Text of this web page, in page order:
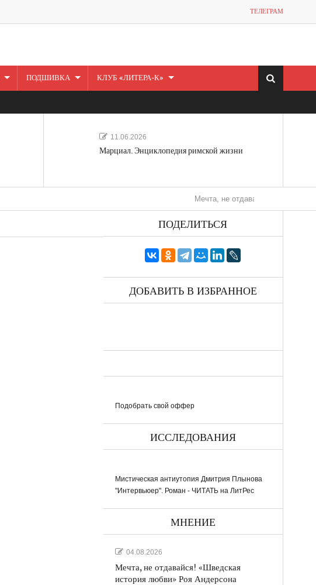
ТЕЛЕГРАМ
ПОДШИВКА КЛУБ «ЛИТЕРА-К»
11.06.2026
Марциал. Энциклопедия римской жизни
Мечта, не отдавайся! «Шведская история
ПОДЕЛИТЬСЯ
ДОБАВИТЬ В ИЗБРАННОЕ
Подобрать свой оффер
ИССЛЕДОВАНИЯ
Мистическая антиутопия Дмитрия Плынова
"Интервьюер". Роман - ЧИТАТЬ на ЛитРес
МНЕНИЕ
04.08.2026
Мечта, не отдавайся! «Шведская
история любви» Роя Андерсона